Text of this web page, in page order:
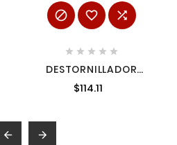
  
    
DESTORNILLADOR
CON MANGO AZUL
PUNTA PLANA BARRA
$114.11
 